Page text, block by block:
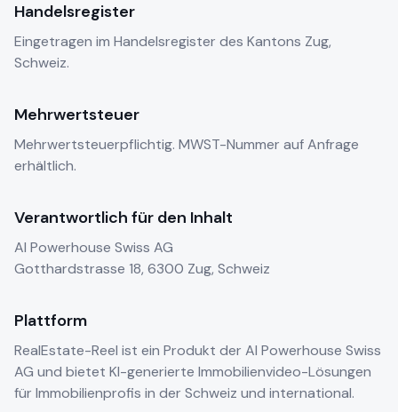
Handelsregister
Eingetragen im Handelsregister des Kantons Zug,
Schweiz.
Mehrwertsteuer
Mehrwertsteuerpflichtig. MWST-Nummer auf Anfrage
erhältlich.
Verantwortlich für den Inhalt
AI Powerhouse Swiss AG
Gotthardstrasse 18, 6300 Zug, Schweiz
Plattform
RealEstate-Reel ist ein Produkt der AI Powerhouse Swiss
AG und bietet KI-generierte Immobilienvideo-Lösungen
für Immobilienprofis in der Schweiz und international.